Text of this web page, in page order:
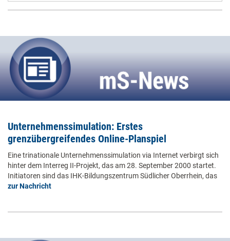
Unternehmenssimulation: Erstes
grenzübergreifendes Online-Planspiel
Eine trinationale Unternehmenssimulation via Internet verbirgt sich
hinter dem Interreg II-Projekt, das am 28. September 2000 startet.
Initiatoren sind das IHK-Bildungszentrum Südlicher Oberrhein, das
zur Nachricht